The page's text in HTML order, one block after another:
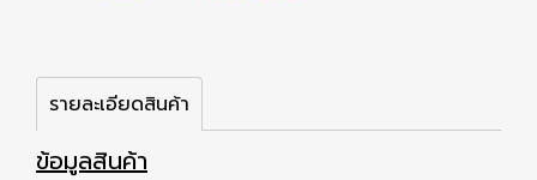
รายละเอียดสินค้า
ข้อมูลสินค้า